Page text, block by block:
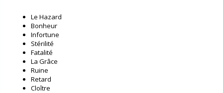
Le Hazard
Bonheur
Infortune
Stérilité
Fatalité
La Grâce
Ruine
Retard
Cloître